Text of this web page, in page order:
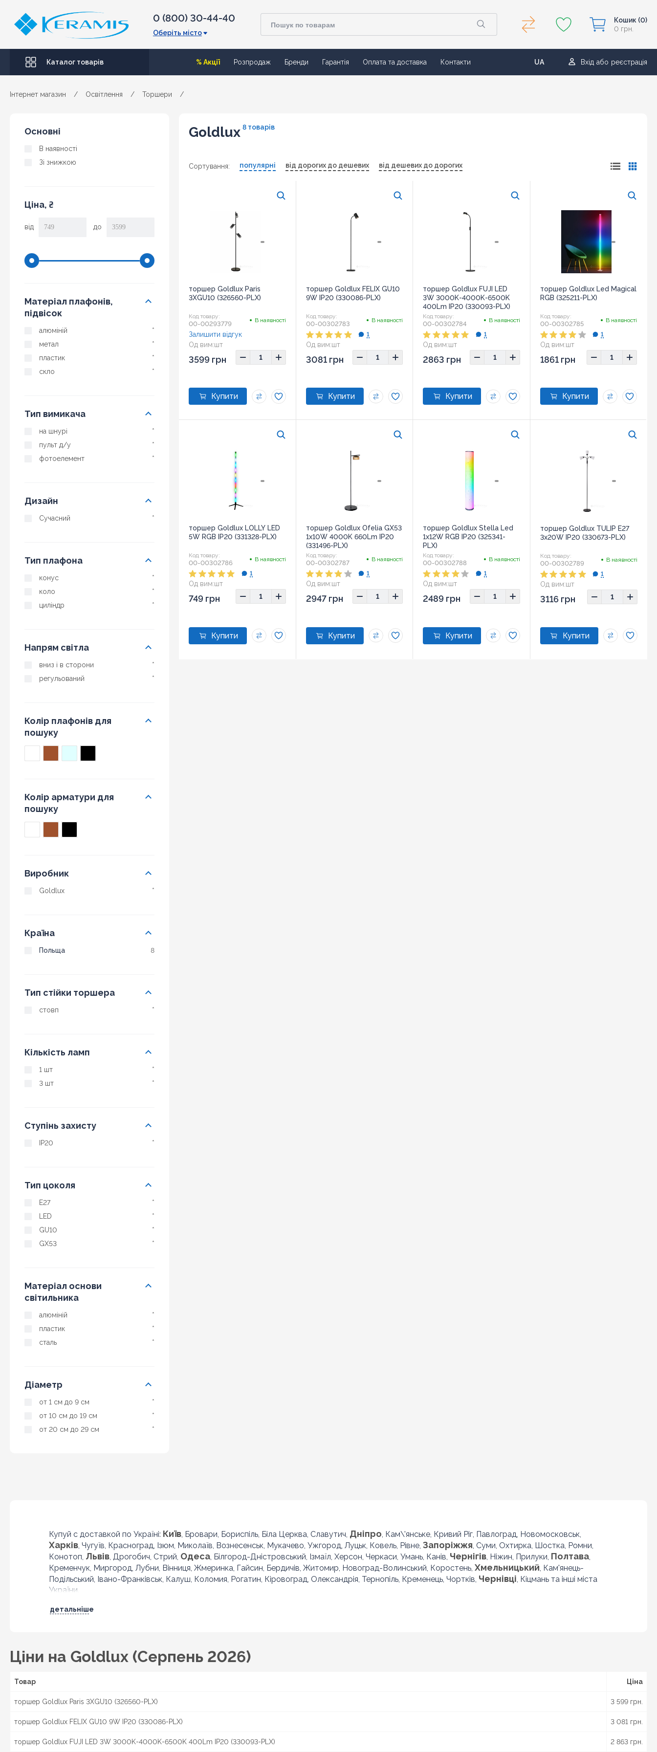
0 (800) 30-44-40
Оберіть місто
Кошик (0)
0 грн.
Каталог товарів % Акції Розпродаж Бренди Гарантія Оплата та доставка Контакти
UA
RU
Вхід або реєстрація
Інтернет магазин / Освітлення / Торшери /
Основні
В наявності
Зі знижкою
Ціна, ₴
від до
Матеріал плафонів,
підвісок
алюміній
*
метал
*
пластик
*
скло
*
Тип вимикача
на шнурі
*
пульт д/у
*
фотоелемент
*
Дизайн
Сучасний *
Тип плафона
конус
*
коло
*
циліндр
*
Напрям світла
вниз і в сторони
*
регульований
*
Колір плафонів для
пошуку
Колір арматури для
пошуку
Виробник
Goldlux *
Країна
Польща 8
Тип стійки торшера
стовп *
Кількість ламп
1 шт
*
3 шт
*
Ступінь захисту
IP20 *
Тип цоколя
E27
*
LED
*
GU10
*
GX53
*
Матеріал основи
світильника
алюміній
*
пластик
*
сталь
*
Діаметр
от 1 см до 9 см
*
от 10 см до 19 см
*
от 20 см до 29 см
*
Goldlux 8 товарів
Сортування: популярні від дорогих до дешевих від дешевих до дорогих
торшер Goldlux Paris
3XGU10 (326560-PLX)
Код товару:
00-00293779 В наявності
Од вим:шт
Залишити відгук
3599 грн
торшер Goldlux FELIX GU10
9W IP20 (330086-PLX)
Код товару:
00-00302783 В наявності
Од вим:шт
1
3081 грн
торшер Goldlux FUJI LED
3W 3000K-4000K-6500K
400Lm IP20 (330093-PLX)
Код товару:
00-00302784 В наявності
Од вим:шт
1
2863 грн
торшер Goldlux Led Magical
RGB (325211-PLX)
Код товару:
00-00302785 В наявності
Од вим:шт
1
1861 грн
торшер Goldlux LOLLY LED
5W RGB IP20 (331328-PLX)
Код товару:
00-00302786 В наявності
Од вим:шт
1
749 грн
торшер Goldlux Ofelia GX53
1x10W 4000K 660Lm IP20
(331496-PLX)
Код товару:
00-00302787 В наявності
Од вим:шт
1
2947 грн
торшер Goldlux Stella Led
1x12W RGB IP20 (325341-
PLX)
Код товару:
00-00302788 В наявності
Од вим:шт
1
2489 грн
торшер Goldlux TULIP E27
3x20W IP20 (330673-PLX)
Код товару:
00-00302789 В наявності
Од вим:шт
1
3116 грн
Купуй с доставкой по Україні: Київ, Бровари, Бориспіль, Біла Церква, Славутич, Дніпро, Кам\'янське, Кривий Ріг, Павлоград, Новомосковськ,
Харків, Чугуїв, Красноград, Ізюм, Миколаїв, Вознесенськ, Мукачево, Ужгород, Луцьк, Ковель, Рівне, Запоріжжя, Суми, Охтирка, Шостка, Ромни,
Конотоп, Львів, Дрогобич, Стрий, Одеса, Білгород-Дністровський, Ізмаїл, Херсон, Черкаси, Умань, Канів, Чернігів, Ніжин, Прилуки, Полтава,
Кременчук, Миргород, Лубни, Вінниця, Жмеринка, Гайсин, Бердичів, Житомир, Новоград-Волинський, Коростень, Хмельницький, Кам'янець-
Подільський, Івано-Франківськ, Калуш, Коломия, Рогатин, Кіровоград, Олександрія, Тернопіль, Кременець, Чортків, Чернівці, Кіцмань та інші міста
України.
детальніше
Ціни на Goldlux (Серпень 2026)
Товар Ціна
торшер Goldlux Paris 3XGU10 (326560-PLX) 3 599 грн.
торшер Goldlux FELIX GU10 9W IP20 (330086-PLX) 3 081 грн.
торшер Goldlux FUJI LED 3W 3000K-4000K-6500K 400Lm IP20 (330093-PLX) 2 863 грн.